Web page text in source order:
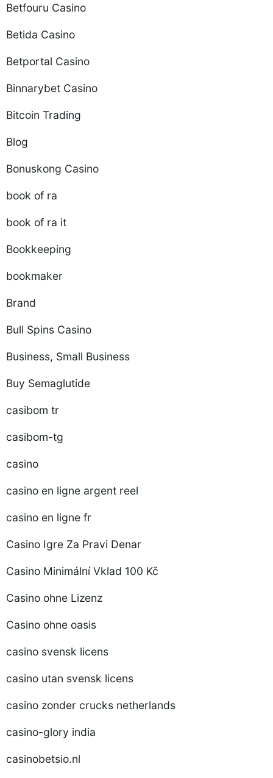
Betfouru Casino
Betida Casino
Betportal Casino
Binnarybet Casino
Bitcoin Trading
Blog
Bonuskong Casino
book of ra
book of ra it
Bookkeeping
bookmaker
Brand
Bull Spins Casino
Business, Small Business
Buy Semaglutide
casibom tr
casibom-tg
casino
casino en ligne argent reel
casino en ligne fr
Casino Igre Za Pravi Denar
Casino Minimální Vklad 100 Kč
Casino ohne Lizenz
Casino ohne oasis
casino svensk licens
casino utan svensk licens
casino zonder crucks netherlands
casino-glory india
casinobetsio.nl